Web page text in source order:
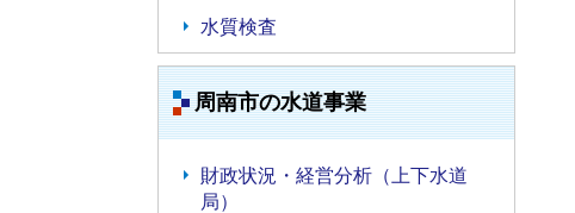
水質検査
周南市の水道事業
財政状況・経営分析（上下水道
局）